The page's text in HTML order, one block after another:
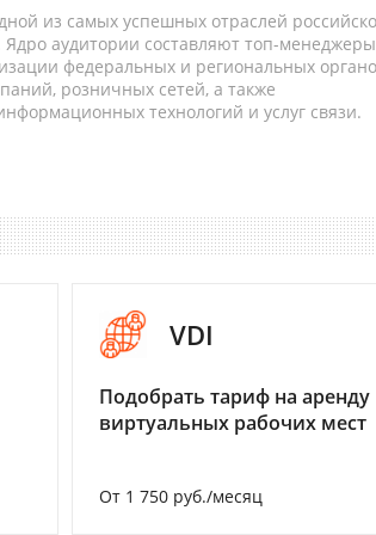
из самых успешных отраслей
аудитории составляют топ-
федеральных и региональных
розничных сетей, а также
технологий и услуг связи.
VDI
Подобрать тариф на аренду
виртуальных рабочих мест
От 1 750 руб./месяц